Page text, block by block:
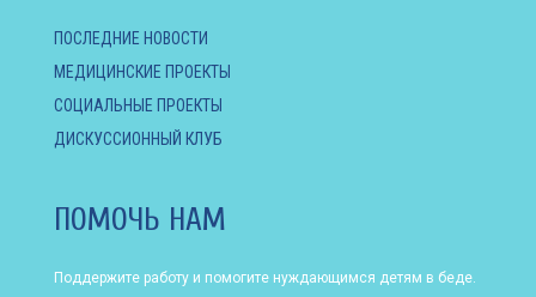
ПОСЛЕДНИЕ НОВОСТИ
МЕДИЦИНСКИЕ ПРОЕКТЫ
СОЦИАЛЬНЫЕ ПРОЕКТЫ
ДИСКУССИОННЫЙ КЛУБ
ПОМОЧЬ НАМ
Поддержите работу и помогите нуждающимся детям в беде.